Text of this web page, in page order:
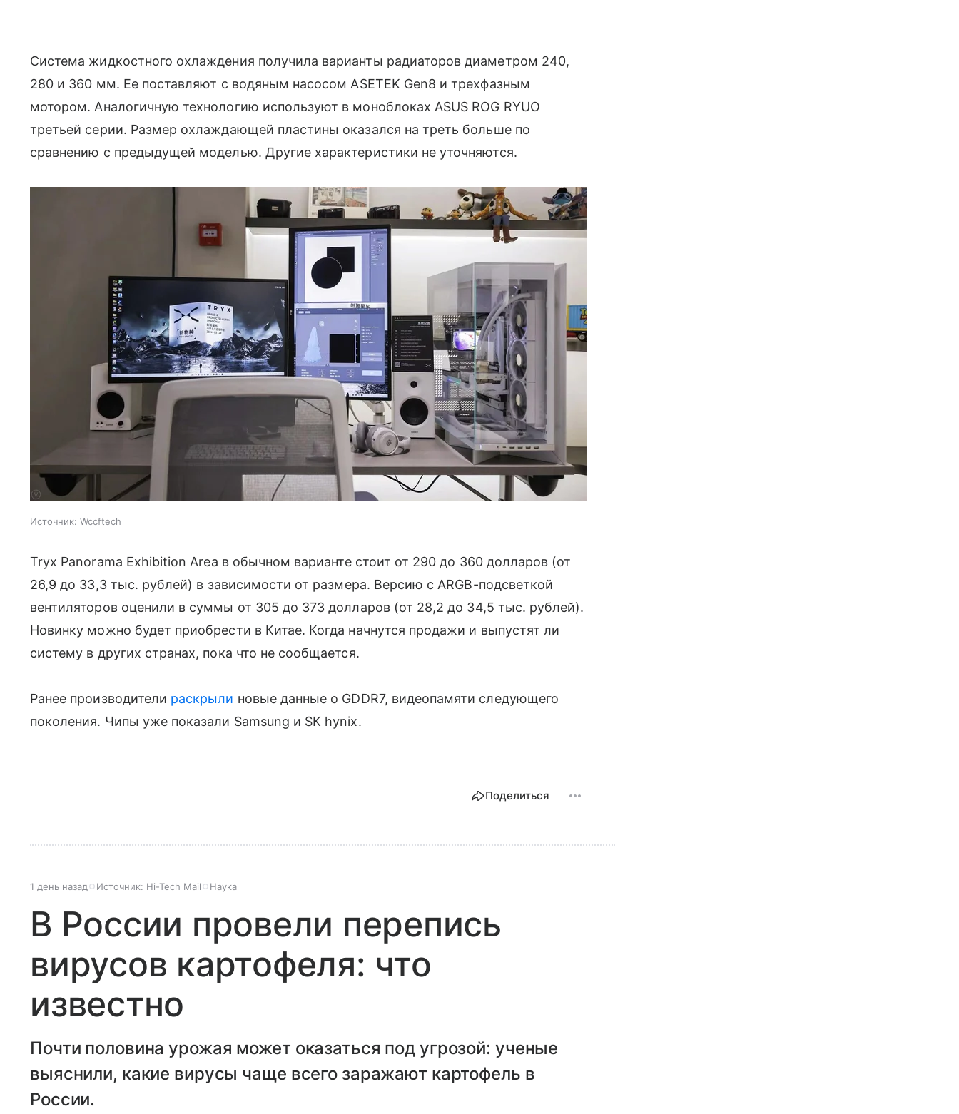
Система жидкостного охлаждения получила варианты радиаторов диаметром 240,
280 и 360 мм. Ее поставляют с водяным насосом ASETEK Gen8 и трехфазным
мотором. Аналогичную технологию используют в моноблоках ASUS ROG RYUO
третьей серии. Размер охлаждающей пластины оказался на треть больше по
сравнению с предыдущей моделью. Другие характеристики не уточняются.
Источник: Wccftech
Tryx Panorama Exhibition Area в обычном варианте стоит от 290 до 360 долларов (от
26,9 до 33,3 тыс. рублей) в зависимости от размера. Версию с ARGB-подсветкой
вентиляторов оценили в суммы от 305 до 373 долларов (от 28,2 до 34,5 тыс. рублей).
Новинку можно будет приобрести в Китае. Когда начнутся продажи и выпустят ли
систему в других странах, пока что не сообщается.
Ранее производители раскрыли новые данные о GDDR7, видеопамяти следующего
поколения. Чипы уже показали Samsung и SK hynix.
Поделиться
1 день назад Источник: Hi-Tech Mail Наука
В России провели перепись
вирусов картофеля: что
известно
Почти половина урожая может оказаться под угрозой: ученые
выяснили, какие вирусы чаще всего заражают картофель в
России.